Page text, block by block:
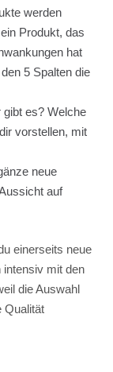
werden
Produkt, das
hat
5 Spalten die
gibt es? Welche
vorstellen, mit
neue
auf
einerseits neue
intensiv mit den
die Auswahl
Qualität